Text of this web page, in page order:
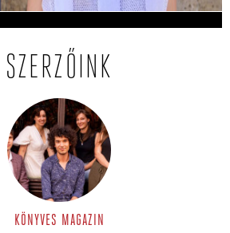
SZERZŐINK
KÖNYVES MAGAZIN